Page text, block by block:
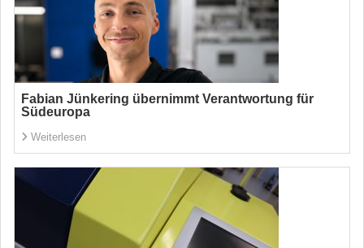
Fabian Jünkering übernimmt Verantwortung für
Südeuropa
Weiterlesen